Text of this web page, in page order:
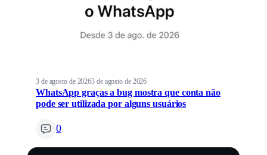
3 de agosto de 20263 de agosto de 2026
WhatsApp graças a bug mostra que conta não
pode ser utilizada por alguns usuários
0